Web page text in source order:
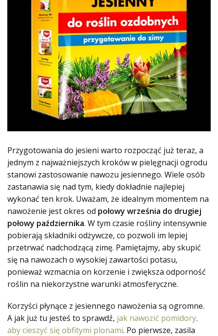
Przygotowania do jesieni warto rozpocząć już teraz, a
jednym z najważniejszych kroków w pielęgnacji ogrodu
stanowi zastosowanie nawozu jesiennego. Wiele osób
zastanawia się nad tym, kiedy dokładnie najlepiej
wykonać ten krok. Uważam, że idealnym momentem na
nawożenie jest okres od połowy września do drugiej
połowy października. W tym czasie rośliny intensywnie
pobierają składniki odżywcze, co pozwoli im lepiej
przetrwać nadchodzącą zimę. Pamiętajmy, aby skupić
się na nawozach o wysokiej zawartości potasu,
ponieważ wzmacnia on korzenie i zwiększa odporność
roślin na niekorzystne warunki atmosferyczne.
Korzyści płynące z jesiennego nawożenia są ogromne.
A jak już tu jesteś to sprawdź, jak nawozić pomidory,
aby cieszyć się obfitymi plonami. Po pierwsze, zasila